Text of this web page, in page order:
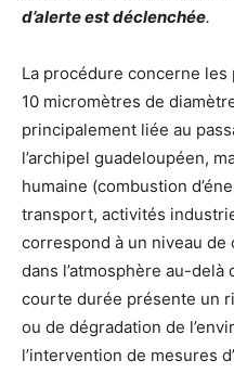
d’alerte est déclenchée.
La procédure concerne
10 micromètres de
principalement liée au
l’archipel guadeloupéen,
humaine (combustion
transport, activités
correspond à un niveau
dans l’atmosphère au-
courte durée présente un
ou de dégradation de
l’intervention de mesures